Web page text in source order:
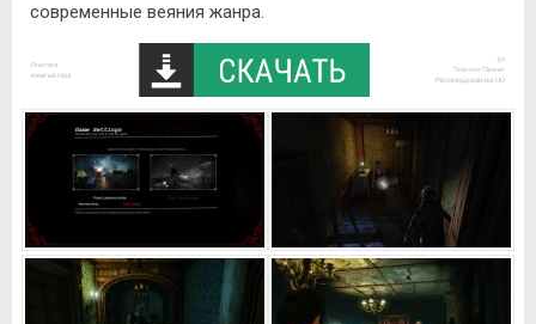
современные веяния жанра.